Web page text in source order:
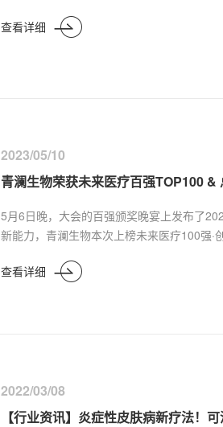
查看详细
2023/05/10
青澜生物荣获未来医疗百强TOP100 &
5月6日晚，大会的百强颁奖晚宴上发布了
新能力，青澜生物本次上榜未来医疗100强
查看详细
2022/03/08
【行业资讯】炎症性皮肤病新疗法！